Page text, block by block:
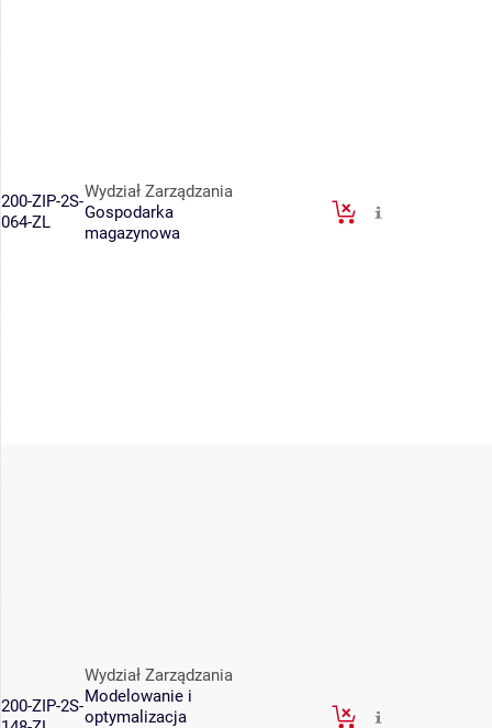
200-ZIP-2S-
064-ZL
Wydział Zarządzania
Gospodarka
magazynowa
200-ZIP-2S-
Wydział Zarządzania
Modelowanie i
optymalizacja